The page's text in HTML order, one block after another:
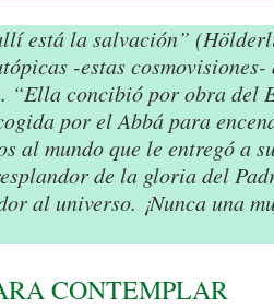
está la salvación”
-estas
“Ella concibió por obra del
por el Abbá para
al mundo que le entregó a
de la gloria del
al universo. ¡Nunca una
CONTEMPLAR